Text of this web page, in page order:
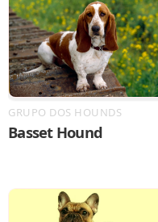
GRUPO DOS HOUNDS
Basset Hound